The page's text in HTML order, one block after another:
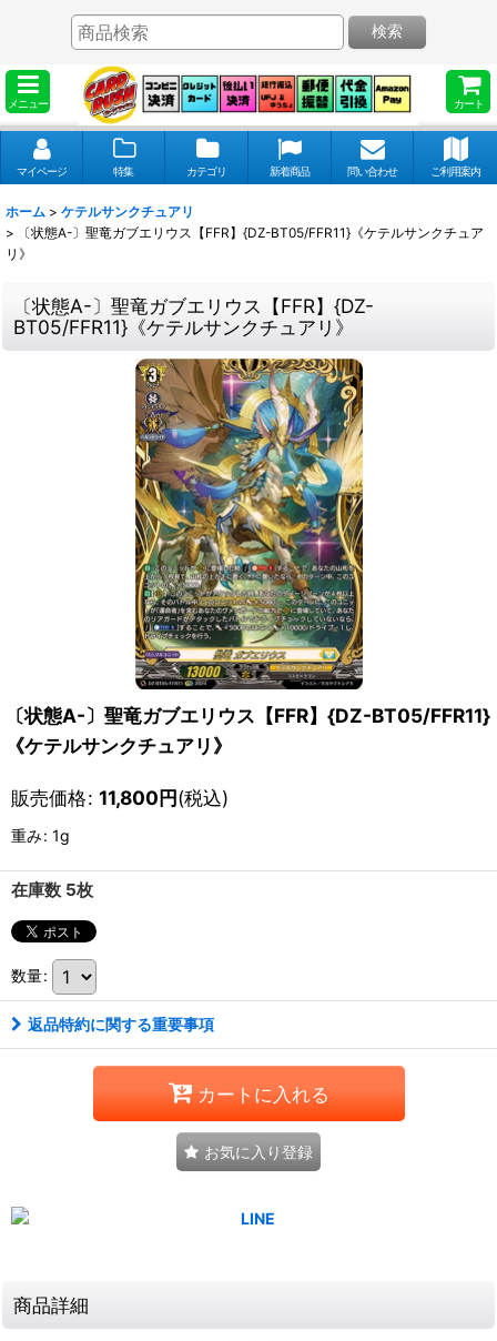
メニュー カート
検索
マイページ 特集 カテゴリ 新着商品 問い合わせ ご利用案内
ホーム > ケテルサンクチュアリ
>
〔状態A-〕聖竜ガブエリウス【FFR】{DZ-BT05/FFR11}《ケテルサンクチュア
リ》
〔状態A-〕聖竜ガブエリウス【FFR】{DZ-
BT05/FFR11}《ケテルサンクチュアリ》
〔状態A-〕聖竜ガブエリウス【FFR】{DZ-BT05/FFR11}
《ケテルサンクチュアリ》
販売価格: 11,800円(税込)
重み: 1g
在庫数 5枚
数量:
返品特約に関する重要事項
カートに入れる
お気に入り登録
商品詳細